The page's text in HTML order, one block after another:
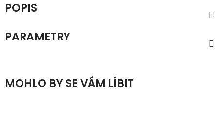
POPIS
PARAMETRY
MOHLO BY SE VÁM LÍBIT